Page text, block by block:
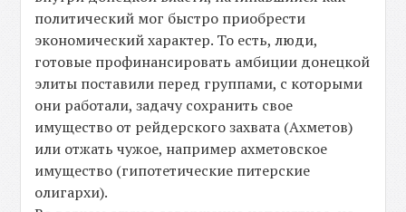
политический мог быстро приобрести
экономический характер. То есть, люди,
готовые профинансировать амбиции донецкой
элиты поставили перед группами, с которыми
они работали, задачу сохранить свое
имущество от рейдерского захвата (Ахметов)
или отжать чужое, например ахметовское
имущество (гипотетические питерские
олигархи).